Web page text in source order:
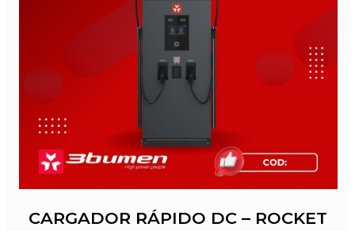
CARGADOR RÁPIDO DC – ROCKET